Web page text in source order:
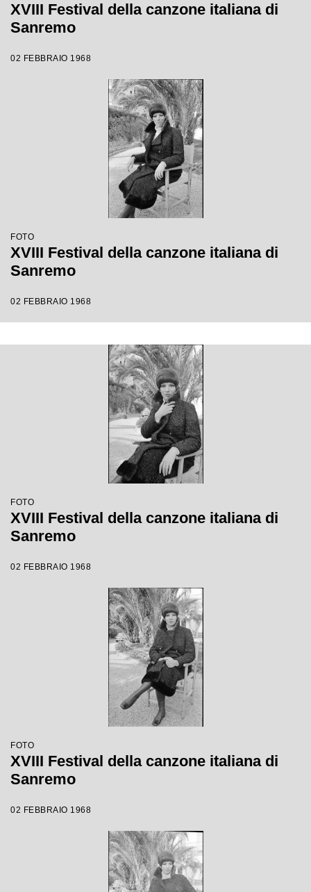
XVIII Festival della canzone italiana di
Sanremo
02 FEBBRAIO 1968
FOTO
XVIII Festival della canzone italiana di
Sanremo
02 FEBBRAIO 1968
FOTO
XVIII Festival della canzone italiana di
Sanremo
02 FEBBRAIO 1968
FOTO
XVIII Festival della canzone italiana di
Sanremo
02 FEBBRAIO 1968